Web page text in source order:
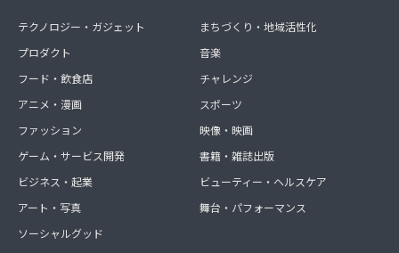
テクノロジー・ガジェット
プロダクト
フード・飲食店
アニメ・漫画
ファッション
ゲーム・サービス開発
ビジネス・起業
アート・写真
ソーシャルグッド
まちづくり・地域活性化
音楽
チャレンジ
スポーツ
映像・映画
書籍・雑誌出版
ビューティー・ヘルスケア
舞台・パフォーマンス